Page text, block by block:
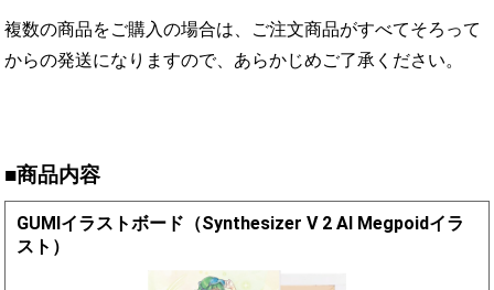
複数の商品をご購入の場合は、ご注文商品がすべてそろって
からの発送になりますので、あらかじめご了承ください。
■商品内容
GUMIイラストボード（Synthesizer V 2 AI Megpoidイラ
スト）